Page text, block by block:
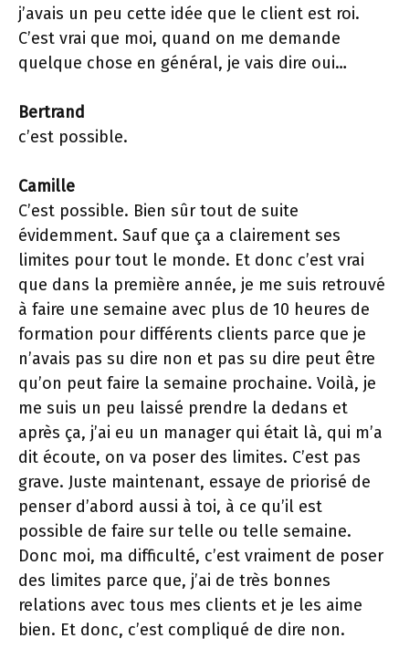
j’avais un peu cette idée que le client est roi.
C’est vrai que moi, quand on me demande
quelque chose en général, je vais dire oui…
Bertrand
c’est possible.
Camille
C’est possible. Bien sûr tout de suite
évidemment. Sauf que ça a clairement ses
limites pour tout le monde. Et donc c’est vrai
que dans la première année, je me suis retrouvé
à faire une semaine avec plus de 10 heures de
formation pour différents clients parce que je
n’avais pas su dire non et pas su dire peut être
qu’on peut faire la semaine prochaine. Voilà, je
me suis un peu laissé prendre la dedans et
après ça, j’ai eu un manager qui était là, qui m’a
dit écoute, on va poser des limites. C’est pas
grave. Juste maintenant, essaye de priorisé de
penser d’abord aussi à toi, à ce qu’il est
possible de faire sur telle ou telle semaine.
Donc moi, ma difficulté, c’est vraiment de poser
des limites parce que, j’ai de très bonnes
relations avec tous mes clients et je les aime
bien. Et donc, c’est compliqué de dire non.